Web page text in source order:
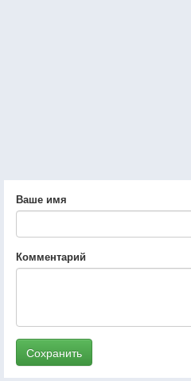
Ваше имя
Комментарий
Сохранить